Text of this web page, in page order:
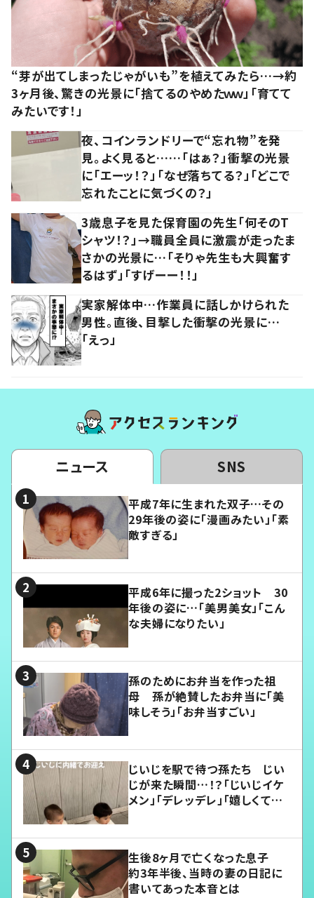
“芽が出てしまったじゃがいも”を植えてみたら…→約
3ヶ月後、驚きの光景に「捨てるのやめたｗｗ」「育てて
みたいです！」
夜、コインランドリーで“忘れ物”を発
見。よく見ると……「はぁ？」衝撃の光景
に「エーッ！？」「なぜ落ちてる？」「どこで
忘れたことに気づくの？」
3歳息子を見た保育園の先生「何そのT
シャツ！？」→職員全員に激震が走ったま
さかの光景に…「そりゃ先生も大興奮す
るはず」「すげーー！！」
実家解体中…作業員に話しかけられた
男性。直後、目撃した衝撃の光景に…
「えっ」
ニュース SNS
平成7年に生まれた双子…その
29年後の姿に「漫画みたい」「素
敵すぎる」
平成6年に撮った2ショット 30
年後の姿に…「美男美女」「こん
な夫婦になりたい」
孫のためにお弁当を作った祖
母 孫が絶賛したお弁当に「美
味しそう」「お弁当すごい」
じいじを駅で待つ孫たち じい
じが来た瞬間…！？「じいじイケ
メン」「デレッデレ」「嬉しくて可
生後8ヶ月で亡くなった息子
約3年半後、当時の妻の日記に
書いてあった本音とは